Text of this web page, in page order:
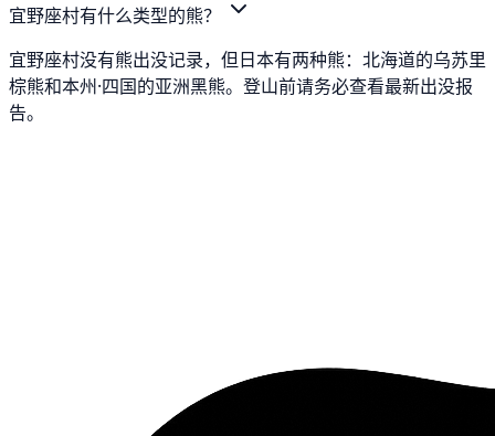
宜野座村有什么类型的熊？
宜野座村没有熊出没记录，但日本有两种熊：北海道的乌苏里
棕熊和本州·四国的亚洲黑熊。登山前请务必查看最新出没报
告。